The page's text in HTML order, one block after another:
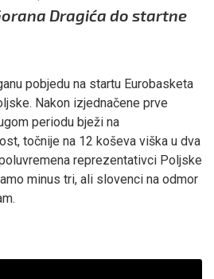
Dragića do startne
pobjedu na startu Eurobasketa
Nakon izjednačene prve
periodu bježi na
točnije na 12 koševa viška u dva
reprezentativci Poljske
minus tri, ali slovenci na odmor